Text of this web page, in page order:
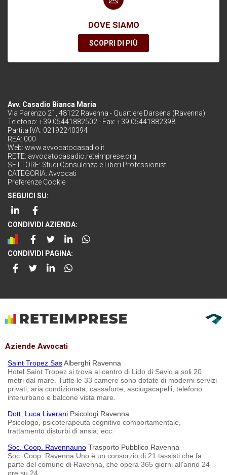
DOVE SIAMO
SCOPRI DI PIÙ
Avv. Casadio Bianca Maria
Via Parenzo 21, 48122 Ravenna - Quartiere Darsena (Ravenna)
Telefono: +39 05441882502 - Fax: +39 05441882398
Partita IVA: 02192240394
REA: 000
Web: www.avvocatocasadio.it
RETE: avvocatocasadio.reteimprese.org
SETTORE: Studi Consulenza e Liberi Professionisti
CATEGORIA: Avvocati
Preferenze Cookie
SEGUICI SU:
CONDIVIDI AZIENDA:
CONDIVIDI PAGINA:
Aziende Avvocati
Saint Tropez SasAlberghi Ravenna
Hotel Saint Tropez si trova al centro di Lido di Savio a soli 20
metri dal mare. Tutte le 33 camere sono dotate di moderni servizi
privati, aria condizionata, cassaforte, asciugacapelli, telefono
interurbano e balcone vista mare.
Dott. Luca Liverani Psicologi Ravenna
Psicologo, psicoterapeuta cognitivo comportamentale,
trattamento disturbi di ansia, ecc.
Soc. Coop. Ravennauno Trasporto Pubblico Ravenna
Soc. Coop. Ravenna Uno è un consorzio di 21 tassisti che fa
parte del comune di Ravenna, che opera 365 giorni all'anno 24
ore su 24.